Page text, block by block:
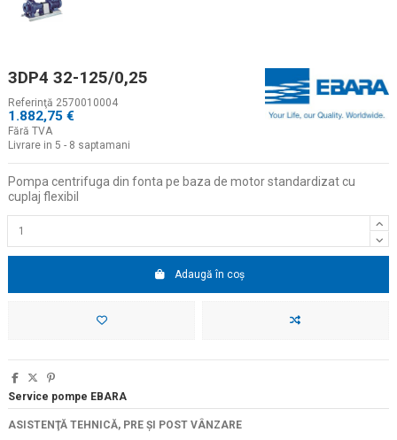
3DP4 32-125/0,25
Referinţă 2570010004
1.882,75 €
Fără TVA
Livrare in 5 - 8 saptamani
Pompa centrifuga din fonta pe baza de motor standardizat cu
cuplaj flexibil
Adaugă în coș
Service pompe EBARA
ASISTENŢĂ TEHNICĂ, PRE ŞI POST VÂNZARE